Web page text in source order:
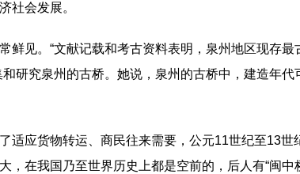
社会发展。
鲜见。“文献记载和考古资料表明，泉州地区现存最
研究泉州的古桥。她说，泉州的古桥中，建造年代
适应货物转运、商民往来需要，公元11世纪至13世
在我国乃至世界历史上都是空前的，后人有“闽中